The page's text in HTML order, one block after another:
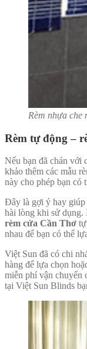
Rèm nhựa che
Rèm tự động –
Nếu bạn đã chán với
khảo thêm các mẫu
này cho phép bạn có
Đây là gợi ý hay giúp
hài lòng khi sử dụng.
rèm cửa Cần Thơ
nhau để bạn có thể
Việt Sun đã có chi
hàng để lựa chọn
miễn phí vận chuyển
tại Việt Sun Blinds